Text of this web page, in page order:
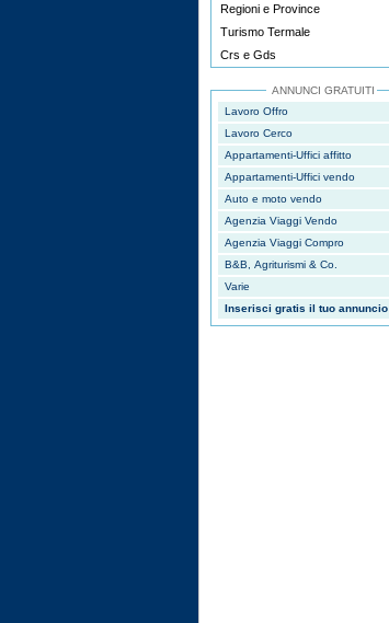
Regioni e Province
Turismo Termale
Crs e Gds
ANNUNCI GRATUITI
Lavoro Offro
Lavoro Cerco
Appartamenti-Uffici affitto
Appartamenti-Uffici vendo
Auto e moto vendo
Agenzia Viaggi Vendo
Agenzia Viaggi Compro
B&B, Agriturismi & Co.
Varie
Inserisci gratis il tuo annuncio